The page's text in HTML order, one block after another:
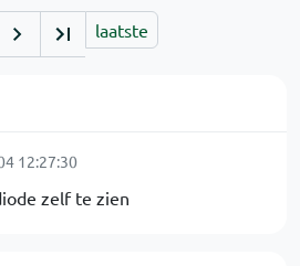
laatste
12:27:30
zelf te zien